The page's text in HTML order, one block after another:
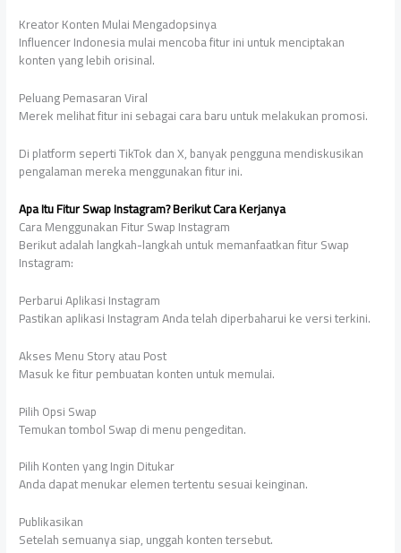
Kreator Konten Mulai Mengadopsinya
Influencer Indonesia mulai mencoba fitur ini untuk menciptakan
konten yang lebih orisinal.
Peluang Pemasaran Viral
Merek melihat fitur ini sebagai cara baru untuk melakukan promosi.
Di platform seperti TikTok dan X, banyak pengguna mendiskusikan
pengalaman mereka menggunakan fitur ini.
Apa Itu Fitur Swap Instagram? Berikut Cara Kerjanya
Cara Menggunakan Fitur Swap Instagram
Berikut adalah langkah-langkah untuk memanfaatkan fitur Swap
Instagram:
Perbarui Aplikasi Instagram
Pastikan aplikasi Instagram Anda telah diperbaharui ke versi terkini.
Akses Menu Story atau Post
Masuk ke fitur pembuatan konten untuk memulai.
Pilih Opsi Swap
Temukan tombol Swap di menu pengeditan.
Pilih Konten yang Ingin Ditukar
Anda dapat menukar elemen tertentu sesuai keinginan.
Publikasikan
Setelah semuanya siap, unggah konten tersebut.